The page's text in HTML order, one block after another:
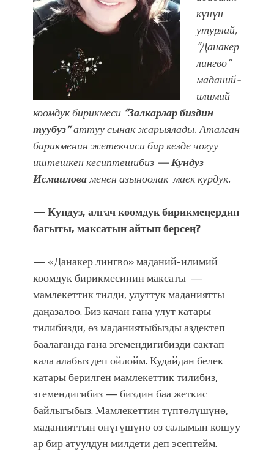
ЖУСУП АБДРАХМАНОВ
күнүн
утурлай,
“Данакер
лингво”
маданий-
илимий
коомдук бирикмеси “Залкарлар биздин
туубуз”аттуу сынак жарыялады. Аталган
бирикменин жетекчиси бир кезде чогуу
иштешкен кесиптешибиз —Кундуз
Исмаиловаменен азыноолак маек курдук.
— Кундуз, алгач коомдук бирикмеӊердин
багыты, максатын айтып берсеӊ?
— «Данакер лингво» маданий-илимий
коомдук бирикмесинин максаты —
мамлекеттик тилди, улуттук маданиятты
даңазалоо. Биз качан гана улут катары
тилибизди, өз маданиятыбызды аздектеп
баалаганда гана эгемендигибизди сактап
кала алабыз деп ойлойм. Кудайдан белек
катары берилген мамлекеттик тилибиз,
эгемендигибиз — биздин баа жеткис
байлыгыбыз. Мамлекеттин түптөлүшүнө,
маданияттын өнүгүшүнө өз салымын кошуу
ар бир атуулдун милдети деп эсептейм.